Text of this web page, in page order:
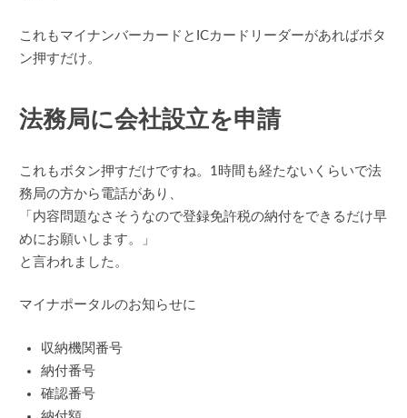
これもマイナンバーカードとICカードリーダーがあればボタ
ン押すだけ。
法務局に会社設立を申請
これもボタン押すだけですね。1時間も経たないくらいで法
務局の方から電話があり、
「内容問題なさそうなので登録免許税の納付をできるだけ早
めにお願いします。」
と言われました。
マイナポータルのお知らせに
収納機関番号
納付番号
確認番号